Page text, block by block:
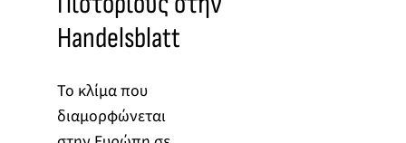
Handelsblatt
Το κλίμα που
διαμορφώνεται